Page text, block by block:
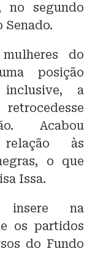
no segundo
Senado.
do
posição
inclusive, a
Acabou
às
o que
Issa.
insere na
os partidos
do Fundo